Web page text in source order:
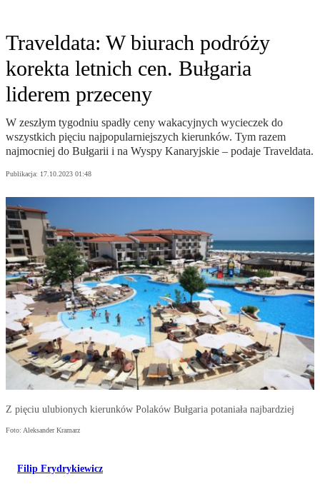
Traveldata: W biurach podróży
korekta letnich cen. Bułgaria
liderem przeceny
W zeszłym tygodniu spadły ceny wakacyjnych wycieczek do
wszystkich pięciu najpopularniejszych kierunków. Tym razem
najmocniej do Bułgarii i na Wyspy Kanaryjskie – podaje Traveldata.
Publikacja: 17.10.2023 01:48
Z pięciu ulubionych kierunków Polaków Bułgaria potaniała najbardziej
Foto: Aleksander Kramarz
Filip Frydrykiewicz